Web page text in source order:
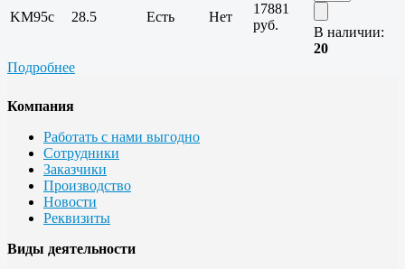
KM95c 28.5 Есть Нет
17881
руб.
В наличии:
20
Подробнее
Компания
Работать с нами выгодно
Сотрудники
Заказчики
Производство
Новости
Реквизиты
Виды деятельности